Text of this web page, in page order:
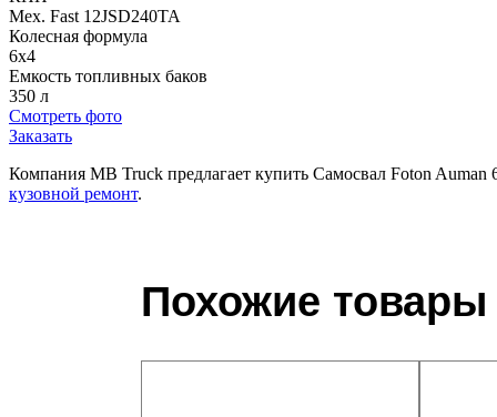
Мех. Fast 12JSD240TA
Колесная формула
6х4
Емкость топливных баков
350 л
Смотреть фото
Заказать
Компания MB Truck предлагает купить Самосвал Foton
кузовной ремонт.
Похожие товары